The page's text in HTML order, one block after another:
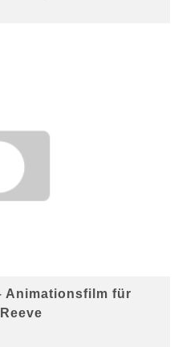
Animationsfilm für